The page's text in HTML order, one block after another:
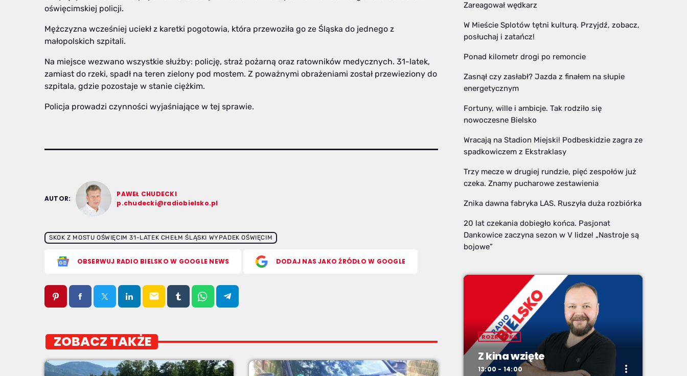
oświęcimskiej policji.
Mężczyzna wcześniej uciekł z karetki pogotowia, która przewoziła go ze Śląska do jednego z
małopolskich szpitali.
Na miejsce wezwano wszystkie służby: policję, straż pożarną oraz ratowników medycznych. 31-latek,
zamiast do rzeki, spadł na teren zielony pod mostem. Z poważnymi obrażeniami został przewieziony do
szpitala, gdzie pozostaje w stanie ciężkim.
Policja prowadzi czynności wyjaśniające w tej sprawie.
AUTOR:
PAWEŁ CHUDECKI
p.chudecki@radiobielsko.pl
SKOK Z MOSTU OŚWIĘCIM 31-LATEK CHEŁM ŚLĄSKI WYPADEK OŚWIĘCIM
OBSERWUJ RADIO BIELSKO W GOOGLE NEWS DODAJ NAS JAKO ŹRÓDŁO W GOOGLE
email
ZOBACZ TAKŻE
Zareagował wędkarz
W Mieście Splotów tętni kulturą. Przyjdź, zobacz,
posłuchaj i zatańcz!
Ponad kilometr drogi po remoncie
Zasnął czy zasłabł? Jazda z finałem na słupie
energetycznym
Fortuny, wille i ambicje. Tak rodziło się
nowoczesne Bielsko
Wracają na Stadion Miejski! Podbeskidzie zagra ze
spadkowiczem z Ekstraklasy
Trzy mecze w drugiej rundzie, pięć zespołów już
czeka. Znamy pucharowe zestawienia
Znika dawna fabryka LAS. Ruszyła duża rozbiórka
20 lat czekania dobiegło końca. Pasjonat
Dankowice zaczyna sezon w V lidze! „Nastroje są
bojowe”
ROZRYWKA
Z kina wzięte
13:00 - 14:00 more_vert